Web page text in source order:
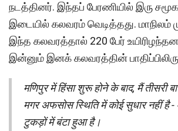
நடத்தினர். இந்தப் பேரணியில் இரு
இடையில் கலவரம் வெடித்தது. மாநிலம்
இந்த கலவரத்தால் 220 பேர்
இன்னும் இனக் கலவரத்தின்
मणिपुर में हिंसा शुरू होने के बाद, मैं तीसरी
मगर अफसोस स्थिति में कोई सुधार नहीं है
टुकड़ों में बंटा हुआ है।